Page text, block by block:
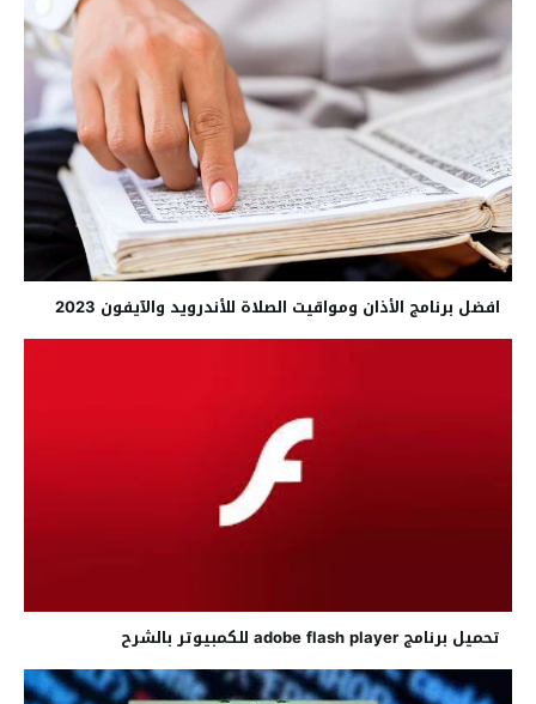
افضل برنامج الأذان ومواقيت الصلاة للأندرويد والآيفون 2023
تحميل برنامج adobe flash player للكمبيوتر بالشرح